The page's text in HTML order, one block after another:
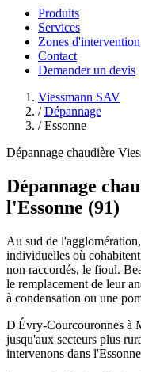
Produits
Services
Zones d'intervention
Contact
Demander un devis
Viessmann SAV
/ Dépannage
/ Essonne
Dépannage chaudière
Dépannage
l'Essonne (91)
Au sud de
individuelles où
non raccordés, le fioul.
le remplacement de leur
à condensation ou une
D'Évry-Courcouronnes à
jusqu'aux secteurs plus
intervenons dans